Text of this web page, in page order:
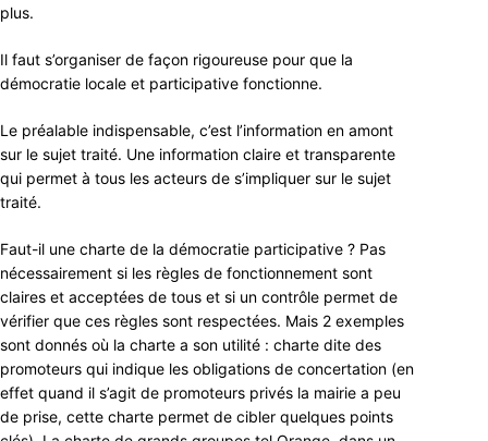
plus.
Il faut s’organiser de façon rigoureuse pour que la
démocratie locale et participative fonctionne.
Le préalable indispensable, c’est l’information en amont
sur le sujet traité. Une information claire et transparente
qui permet à tous les acteurs de s’impliquer sur le sujet
traité.
Faut-il une charte de la démocratie participative ? Pas
nécessairement si les règles de fonctionnement sont
claires et acceptées de tous et si un contrôle permet de
vérifier que ces règles sont respectées. Mais 2 exemples
sont donnés où la charte a son utilité : charte dite des
promoteurs qui indique les obligations de concertation (en
effet quand il s’agit de promoteurs privés la mairie a peu
de prise, cette charte permet de cibler quelques points